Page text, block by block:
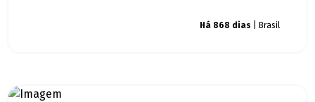
Há 868 dias | Brasil